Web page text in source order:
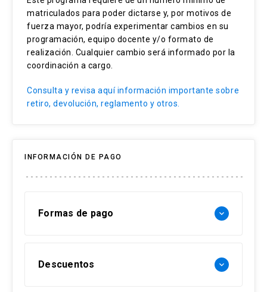
Teoría en cirugía laparoscópica
matriculados para poder dictarse y, por motivos de
fuerza mayor, podría experimentar cambios en su
programación, equipo docente y/o formato de
realización. Cualquier cambio será informado por la
coordinación a cargo.
Consulta y revisa aquí información importante sobre
retiro, devolución, reglamento y otros.
INFORMACIÓN DE PAGO
Formas de pago keyboard_arrow_down
Descuentos keyboard_arrow_down